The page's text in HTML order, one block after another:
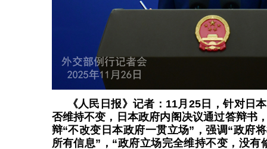
《人民日报》记者：11月25日，针对日
否维持不变，日本政府内阁决议通过答辩书
辩“不改变日本政府一贯立场”，强调“政府
所有信息”，“政府立场完全维持不变，没有